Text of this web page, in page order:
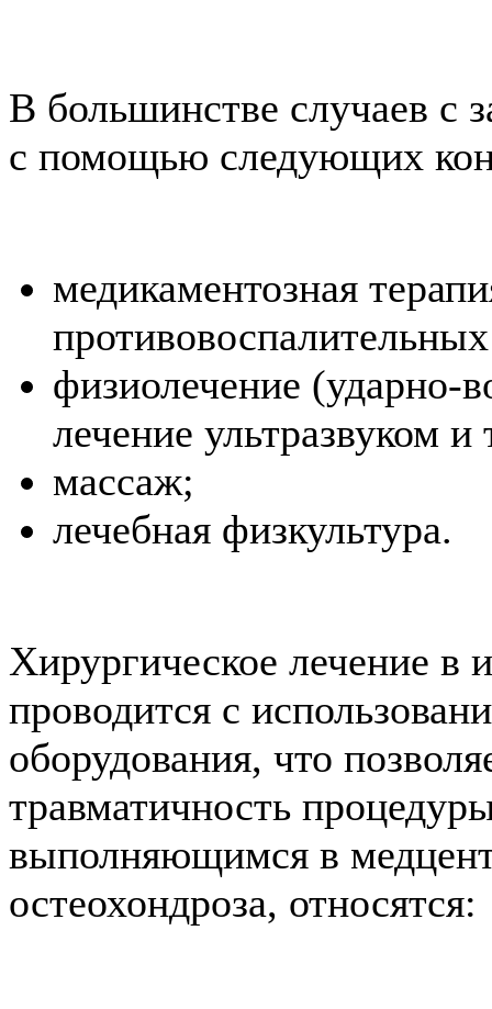
В большинстве случаев с
с помощью следующих
медикаментозная
физиолечение (ударно-
лечение ультразвуком и
массаж;
лечебная физкультура.
Хирургическое лечение в
проводится с
оборудования, что
травматичность
выполняющимся в
остеохондроза, относятся: